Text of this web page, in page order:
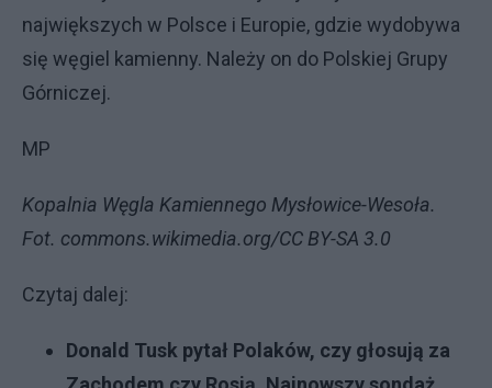
największych w Polsce i Europie, gdzie wydobywa
się węgiel kamienny. Należy on do Polskiej Grupy
Górniczej.
MP
Kopalnia Węgla Kamiennego Mysłowice-Wesoła.
Fot. commons.wikimedia.org/CC BY-SA 3.0
Czytaj dalej:
Donald Tusk pytał Polaków, czy głosują za